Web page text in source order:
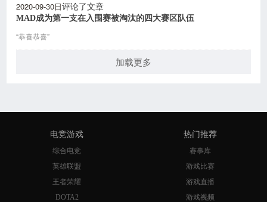
2020-09-30日评论了文章
MAD成为第一支在入围赛被淘汰的四大赛区队伍
“恭喜恭喜”
加载更多
电竞游戏
综合电竞
英雄联盟
王者荣耀
DOTA2
热门推荐
赛事库
游戏比赛
游戏直播
游戏视频